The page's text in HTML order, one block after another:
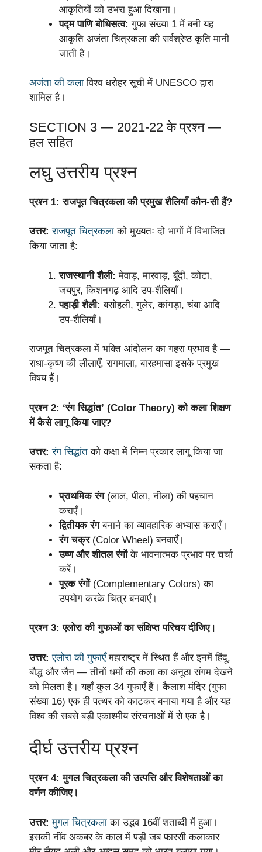
आकृतियों को उभरा हुआ दिखाना।
पद्म पाणि बोधिसत्व: गुफा संख्या 1 में बनी यह
आकृति अजंता चित्रकला की सर्वश्रेष्ठ कृति मानी
जाती है।
अजंता की कला विश्व धरोहर सूची में UNESCO द्वारा
शामिल है।
SECTION 3 — 2021-22 के प्रश्न —
हल सहित
लघु उत्तरीय प्रश्न
प्रश्न 1: राजपूत चित्रकला की प्रमुख शैलियाँ कौन-सी हैं?
उत्तर: राजपूत चित्रकला को मुख्यतः दो भागों में विभाजित
किया जाता है:
राजस्थानी शैली: मेवाड़, मारवाड़, बूँदी, कोटा,
जयपुर, किशनगढ़ आदि उप-शैलियाँ।
पहाड़ी शैली: बसोहली, गुलेर, कांगड़ा, चंबा आदि
उप-शैलियाँ।
राजपूत चित्रकला में भक्ति आंदोलन का गहरा प्रभाव है —
राधा-कृष्ण की लीलाएँ, रागमाला, बारहमासा इसके प्रमुख
विषय हैं।
प्रश्न 2: ‘रंग सिद्धांत’ (Color Theory) को कला शिक्षण
में कैसे लागू किया जाए?
उत्तर: रंग सिद्धांत को कक्षा में निम्न प्रकार लागू किया जा
सकता है:
प्राथमिक रंग(लाल, पीला, नीला) की पहचान
कराएँ।
द्वितीयक रंगबनाने का व्यावहारिक अभ्यास कराएँ।
रंग चक्र(Color Wheel) बनवाएँ।
उष्ण और शीतल रंगोंके भावनात्मक प्रभाव पर चर्चा
करें।
पूरक रंगों(Complementary Colors) का
उपयोग करके चित्र बनवाएँ।
प्रश्न 3: एलोरा की गुफाओं का संक्षिप्त परिचय दीजिए।
उत्तर: एलोरा की गुफाएँमहाराष्ट्र में स्थित हैं और इनमें हिंदू,
बौद्ध और जैन — तीनों धर्मों की कला का अनूठा संगम देखने
को मिलता है। यहाँ कुल 34 गुफाएँ हैं। कैलाश मंदिर (गुफा
संख्या 16) एक ही पत्थर को काटकर बनाया गया है और यह
विश्व की सबसे बड़ी एकाश्मीय संरचनाओं में से एक है।
दीर्घ उत्तरीय प्रश्न
प्रश्न 4: मुगल चित्रकला की उत्पत्ति और विशेषताओं का
वर्णन कीजिए।
उत्तर: मुगल चित्रकला का उद्भव 16वीं शताब्दी में हुआ।
इसकी नींव अकबर के काल में पड़ी जब फारसी कलाकार